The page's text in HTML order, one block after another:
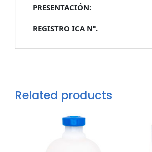
PRESENTACIÓN:
REGISTRO ICA N°.
Related products